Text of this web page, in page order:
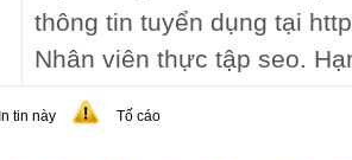
thông tin tuyển dụng tại
Nhân viên thực tập seo.
In tin này Tố cáo